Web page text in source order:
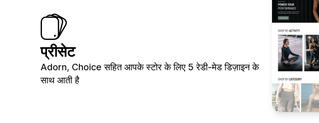
प्रीसेट
Adorn, Choice सहित आपके स्टोर के लिए 5 रेडी-मेड डिज़ाइन के
साथ आती है